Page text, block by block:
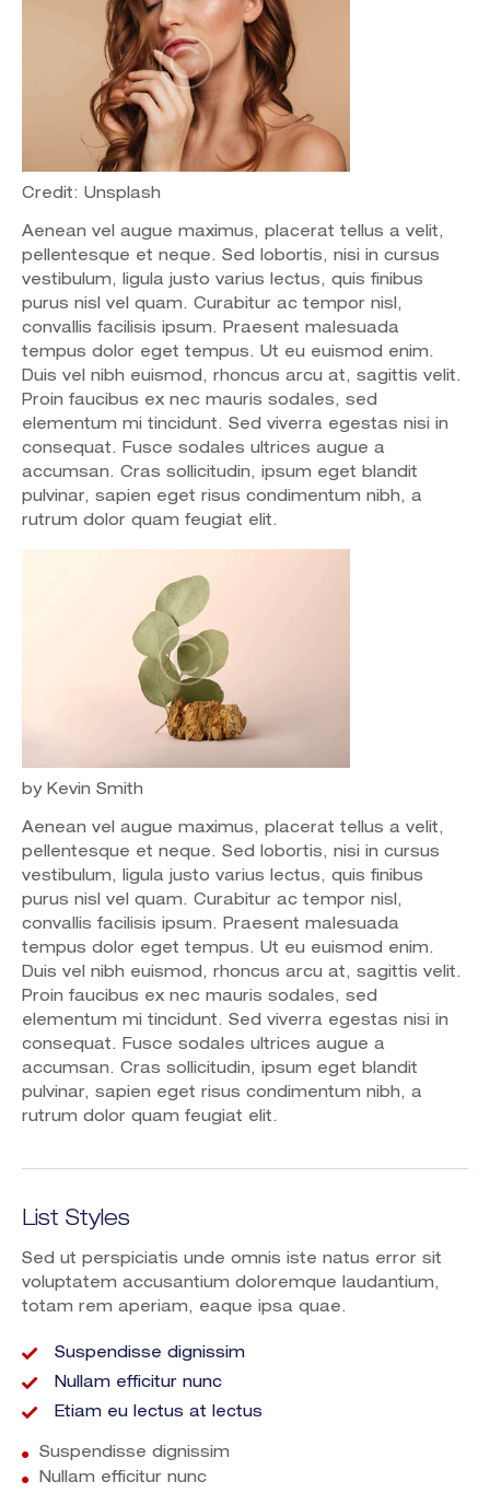
Credit: Unsplash
Aenean vel augue maximus, placerat tellus a velit,
pellentesque et neque. Sed lobortis, nisi in cursus
vestibulum, ligula justo varius lectus, quis finibus
purus nisl vel quam. Curabitur ac tempor nisl,
convallis facilisis ipsum. Praesent malesuada
tempus dolor eget tempus. Ut eu euismod enim.
Duis vel nibh euismod, rhoncus arcu at, sagittis velit.
Proin faucibus ex nec mauris sodales, sed
elementum mi tincidunt. Sed viverra egestas nisi in
consequat. Fusce sodales ultrices augue a
accumsan. Cras sollicitudin, ipsum eget blandit
pulvinar, sapien eget risus condimentum nibh, a
rutrum dolor quam feugiat elit.
by Kevin Smith
Aenean vel augue maximus, placerat tellus a velit,
pellentesque et neque. Sed lobortis, nisi in cursus
vestibulum, ligula justo varius lectus, quis finibus
purus nisl vel quam. Curabitur ac tempor nisl,
convallis facilisis ipsum. Praesent malesuada
tempus dolor eget tempus. Ut eu euismod enim.
Duis vel nibh euismod, rhoncus arcu at, sagittis velit.
Proin faucibus ex nec mauris sodales, sed
elementum mi tincidunt. Sed viverra egestas nisi in
consequat. Fusce sodales ultrices augue a
accumsan. Cras sollicitudin, ipsum eget blandit
pulvinar, sapien eget risus condimentum nibh, a
rutrum dolor quam feugiat elit.
List Styles
Sed ut perspiciatis unde omnis iste natus error sit
voluptatem accusantium doloremque laudantium,
totam rem aperiam, eaque ipsa quae.
Suspendisse dignissim
Nullam efficitur nunc
Etiam eu lectus at lectus
Suspendisse dignissim
Nullam efficitur nunc